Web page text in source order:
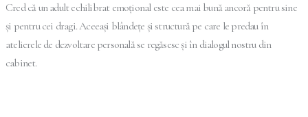
Cred că un adult echilibrat emoțional este cea mai bună ancoră pentru sine
și pentru cei dragi. Aceeași blândețe și structură pe care le predau în
atelierele de dezvoltare personală se regăsesc și în dialogul nostru din
cabinet.